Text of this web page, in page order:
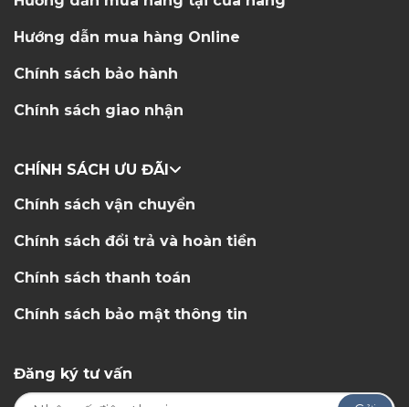
Hướng dẫn mua hàng Online
Chính sách bảo hành
Chính sách giao nhận
CHÍNH SÁCH ƯU ĐÃI
Chính sách vận chuyển
Chính sách đổi trả và hoàn tiền
Chính sách thanh toán
Chính sách bảo mật thông tin
Đăng ký tư vấn